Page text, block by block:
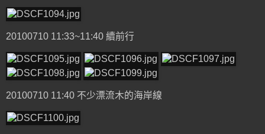
20100710 11:33~11:40 續前行
20100710 11:40 不少漂流木的海岸線